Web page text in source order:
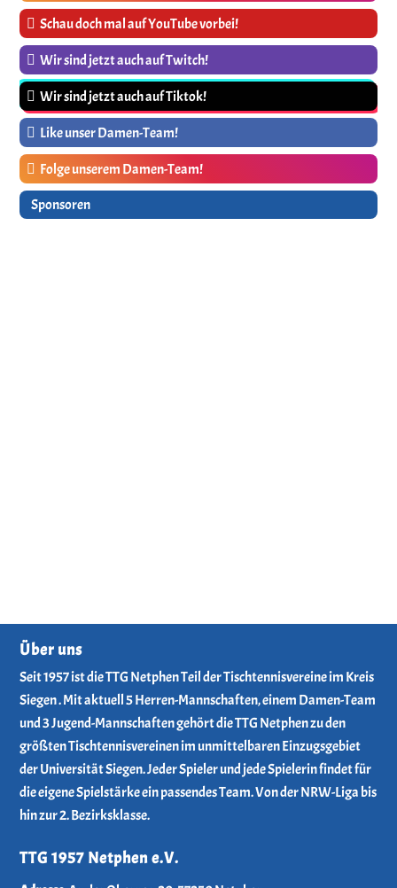
Schau doch mal auf YouTube vorbei!
Wir sind jetzt auch auf Twitch!
Wir sind jetzt auch auf Tiktok!
Like unser Damen-Team!
Folge unserem Damen-Team!
Sponsoren
Über uns
Seit 1957 ist die TTG Netphen Teil der Tischtennisvereine im Kreis
Siegen . Mit aktuell 5 Herren-Mannschaften, einem Damen-Team
und 3 Jugend-Mannschaften gehört die TTG Netphen zu den
größten Tischtennisvereinen im unmittelbaren Einzugsgebiet
der Universität Siegen. Jeder Spieler und jede Spielerin findet für
die eigene Spielstärke ein passendes Team. Von der NRW-Liga bis
hin zur 2. Bezirksklasse.
TTG 1957 Netphen e.V.